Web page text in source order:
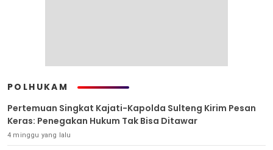
POLHUKAM
Pertemuan Singkat Kajati-Kapolda Sulteng Kirim Pesan
Keras: Penegakan Hukum Tak Bisa Ditawar
4 minggu yang lalu